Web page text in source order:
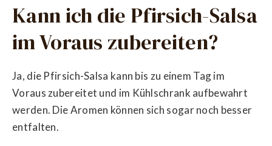
Kann ich die Pfirsich-Salsa
im Voraus zubereiten?
Ja, die Pfirsich-Salsa kann bis zu einem Tag im
Voraus zubereitet und im Kühlschrank aufbewahrt
werden. Die Aromen können sich sogar noch besser
entfalten.